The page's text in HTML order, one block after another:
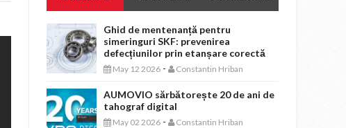
Ghid de mentenanță pentru
simeringuri SKF: prevenirea
defecțiunilor prin etanșare corectă
May 12 2026 - Constantin Hriban
AUMOVIO sărbătorește 20 de ani de
tahograf digital
May 02 2026 - Constantin Hriban